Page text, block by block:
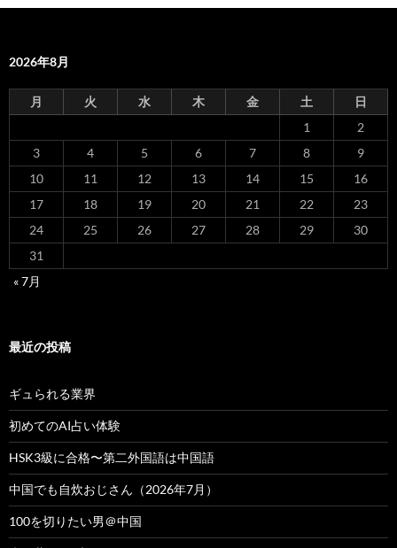
2026年8月
月 火 水 木 金 土
日
1
2
3
4 5 6 7 8
9
10
11 12 13 14 15
16
17
18 19 20 21 22
23
24
25 26 27 28 29
30
31
« 7月
最近の投稿
ギュられる業界
初めてのAI占い体験
HSK3級に合格〜第二外国語は中国語
中国でも自炊おじさん（2026年7月）
100を切りたい男＠中国